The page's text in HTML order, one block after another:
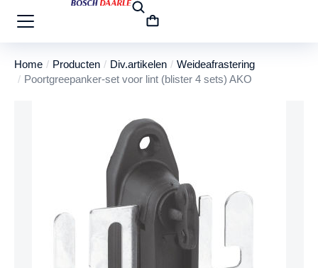
Je bent hier:
Home Producten Div.artikelen
Weideafrastering
Poortgreepanker-set voor lint (blister 4 sets) AKO